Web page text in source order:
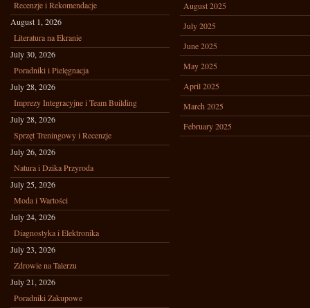
Recenzje i Rekomendacje
August 1, 2026
Literatura na Ekranie
July 30, 2026
Poradniki i Pielęgnacja
July 28, 2026
Imprezy Integracyjne i Team Building
July 28, 2026
Sprzęt Treningowy i Recenzje
July 26, 2026
Natura i Dzika Przyroda
July 25, 2026
Moda i Wartości
July 24, 2026
Diagnostyka i Elektronika
July 23, 2026
Zdrowie na Talerzu
July 21, 2026
Poradniki Zakupowe
August 2025
July 2025
June 2025
May 2025
April 2025
March 2025
February 2025